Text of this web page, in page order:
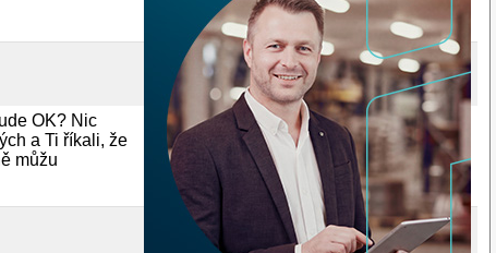
OK? Nic
a Ti říkali, že
můžu